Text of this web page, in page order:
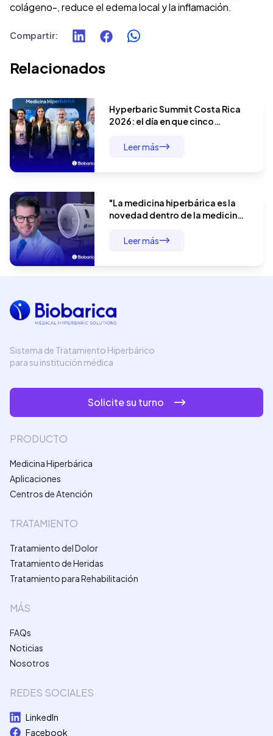
colágeno-, reduce el edema local y la inflamación.
Compartir:
Relacionados
Hyperbaric Summit Costa Rica
2026: el día en que cinco
la terapia hiperbárica no tiene
Leer más
"La medicina hiperbárica es la
novedad dentro de la medicina
manejo integral del paciente
Leer más
Sistema de Tratamiento Hiperbárico
para su institución médica
Solicite su turno
PRODUCTO
Medicina Hiperbárica
Aplicaciones
Centros de Atención
TRATAMIENTO
Tratamiento del Dolor
Tratamiento de Heridas
Tratamiento para Rehabilitación
MÁS
FAQs
Noticias
Nosotros
REDES SOCIALES
LinkedIn
Facebook